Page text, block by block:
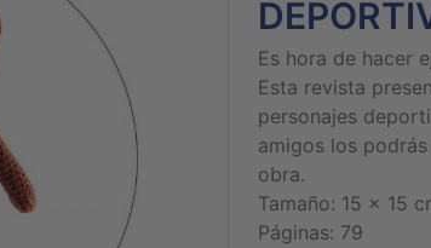
Es hora de hacer
Esta revista
personajes
amigos los
obra.
Tamaño: 15 x 15
Páginas: 79